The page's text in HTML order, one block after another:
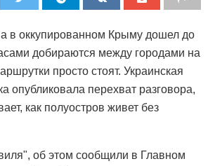
в оккупированном Крыму дошел до
добираются между городами на
просто стоят. Украинская
опубликовала перехват разговора,
как полуостров живет без
об этом сообщили в Главном